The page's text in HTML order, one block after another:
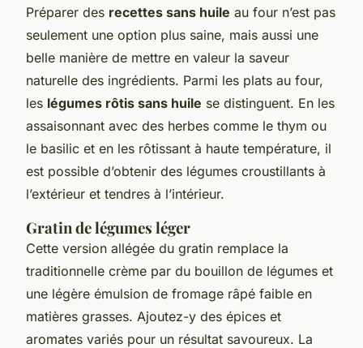
Préparer des recettes sans huile au four n’est pas
seulement une option plus saine, mais aussi une
belle manière de mettre en valeur la saveur
naturelle des ingrédients. Parmi les plats au four,
les légumes rôtis sans huile se distinguent. En les
assaisonnant avec des herbes comme le thym ou
le basilic et en les rôtissant à haute température, il
est possible d’obtenir des légumes croustillants à
l’extérieur et tendres à l’intérieur.
Gratin de légumes léger
Cette version allégée du gratin remplace la
traditionnelle crème par du bouillon de légumes et
une légère émulsion de fromage râpé faible en
matières grasses. Ajoutez-y des épices et
aromates variés pour un résultat savoureux. La